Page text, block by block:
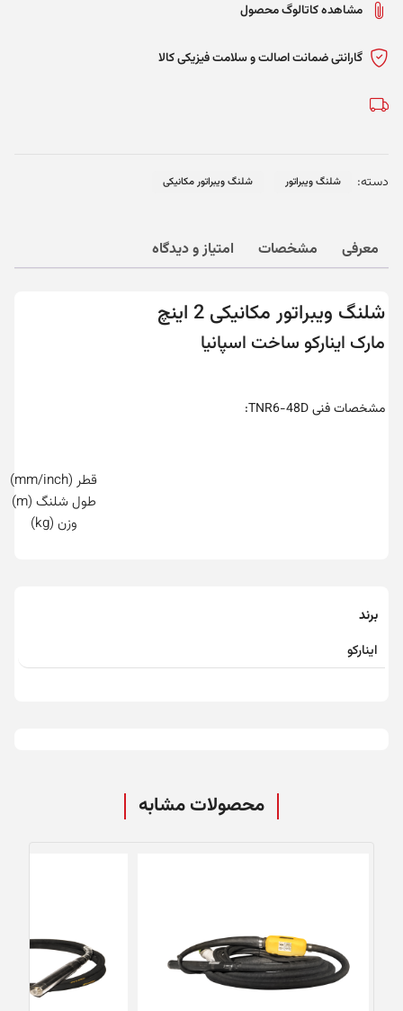
مشاهده کاتالوگ محصول
گارانتی ضمانت اصالت و سلامت فیزیکی کالا
دسته: شلنگ ویبراتور شلنگ ویبراتور مکانیکی
معرفی مشخصات امتیاز و دیدگاه
شلنگ ویبراتور مکانیکی 2 اینچ
مارک اینارکو ساخت اسپانیا
مشخصات فنی TNR6-48D:
قطر (mm/inch)
طول شلنگ (m)
وزن (kg)
برند
اینارکو
محصولات مشابه